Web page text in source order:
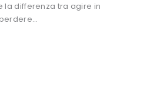
la differenza tra agire in